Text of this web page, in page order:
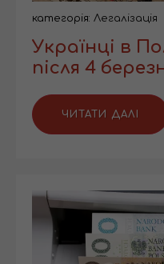
категорія: Легалізація
Українці в
після 4
ЧИТАТИ ДАЛІ